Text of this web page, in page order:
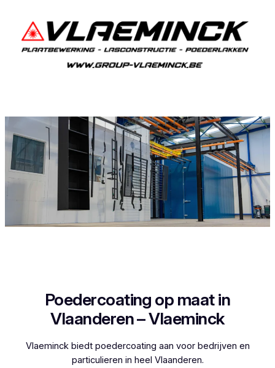
Poedercoating op maat in
Vlaanderen – Vlaeminck
Vlaeminck biedt poedercoating aan voor bedrijven en
particulieren in heel Vlaanderen.